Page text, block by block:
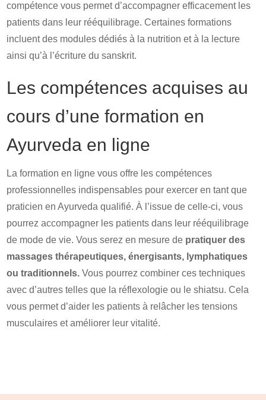
compétence vous permet d’accompagner efficacement les
patients dans leur rééquilibrage. Certaines formations
incluent des modules dédiés à la nutrition et à la lecture
ainsi qu’à l’écriture du sanskrit.
Les compétences acquises au
cours d’une formation en
Ayurveda en ligne
La formation en ligne vous offre les compétences
professionnelles indispensables pour exercer en tant que
praticien en Ayurveda qualifié. À l’issue de celle-ci, vous
pourrez accompagner les patients dans leur rééquilibrage
de mode de vie. Vous serez en mesure de pratiquer des
massages thérapeutiques, énergisants, lymphatiques
ou traditionnels. Vous pourrez combiner ces techniques
avec d’autres telles que la réflexologie ou le shiatsu. Cela
vous permet d’aider les patients à relâcher les tensions
musculaires et améliorer leur vitalité.